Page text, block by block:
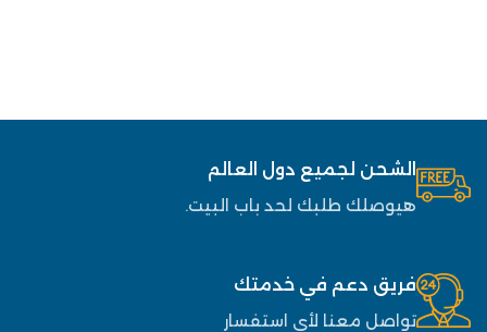
الشحن لجميع دول العالم
هيوصلك طلبك لحد باب البيت.
فريق دعم في خدمتك
تواصل معنا لأي استفسار